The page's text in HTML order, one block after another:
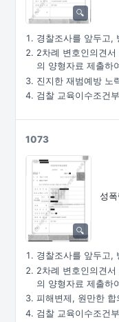
경찰조사를 앞두고,
2차례 변호인의견서
의 양형자료 제출하
진지한 재범예방 노
검찰 교육이수조건
1073
성
경찰조사를 앞두고,
2차례 변호인의견서
의 양형자료 제출하
피해변제, 원만한
검찰 교육이수조건